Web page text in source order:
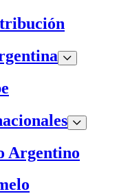
Argentino